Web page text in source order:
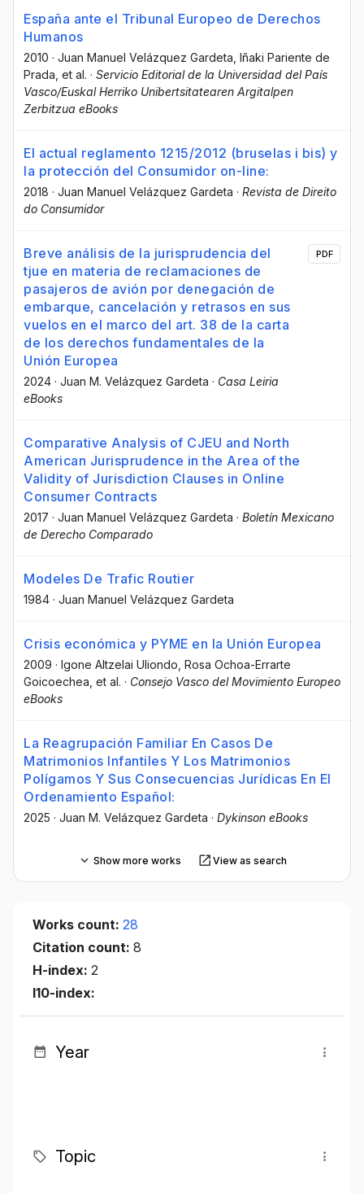
España ante el Tribunal Europeo de Derechos
Humanos
2010 · Juan Manuel Velázquez Gardeta , Iñaki Pariente de
Prada , et al. · Servicio Editorial de la Universidad del País
Vasco/Euskal Herriko Unibertsitatearen Argitalpen
Zerbitzua eBooks
El actual reglamento 1215/2012 (bruselas i bis) y
la protección del Consumidor on-line:
2018 · Juan Manuel Velázquez Gardeta · Revista de Direito
do Consumidor
Breve análisis de la jurisprudencia del
tjue en materia de reclamaciones de
pasajeros de avión por denegación de
embarque, cancelación y retrasos en sus
vuelos en el marco del art. 38 de la carta
de los derechos fundamentales de la
Unión Europea
2024 · Juan M. Velázquez Gardeta · Casa Leiria
eBooks
PDF
Comparative Analysis of CJEU and North
American Jurisprudence in the Area of the
Validity of Jurisdiction Clauses in Online
Consumer Contracts
2017 · Juan Manuel Velázquez Gardeta · Boletín Mexicano
de Derecho Comparado
Modeles De Trafic Routier
1984 · Juan Manuel Velázquez Gardeta
Crisis económica y PYME en la Unión Europea
2009 · Igone Altzelai Uliondo , Rosa Ochoa-Errarte
Goicoechea , et al. · Consejo Vasco del Movimiento Europeo
eBooks
La Reagrupación Familiar En Casos De
Matrimonios Infantiles Y Los Matrimonios
Polígamos Y Sus Consecuencias Jurídicas En El
Ordenamiento Español:
2025 · Juan M. Velázquez Gardeta · Dykinson eBooks
Show more works View as search
Works count: 28
Citation count: 8
H-index: 2
I10-index:
Year
Topic